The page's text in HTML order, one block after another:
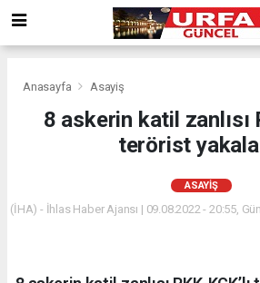
Anasayfa Asayiş
8 askerin katil zanlısı
terörist
ASAYIŞ
(İHA) - İhlas Haber Ajansı | 09.08.2022 - 20:55,